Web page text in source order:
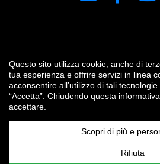
DRG SYSTEMS srl | P.IVA e C.F.
Capitale Sociale € 10.400,00 i.v. | Credits
Questo sito utilizza cookie, anche di
tua esperienza e offrire servizi in linea
acconsentire all’utilizzo di tali
“Accetta”. Chiudendo questa
accettare.
Scopri di più e
Rifiuta